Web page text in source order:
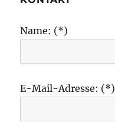
Name: (*)
E-Mail-Adresse: (*)